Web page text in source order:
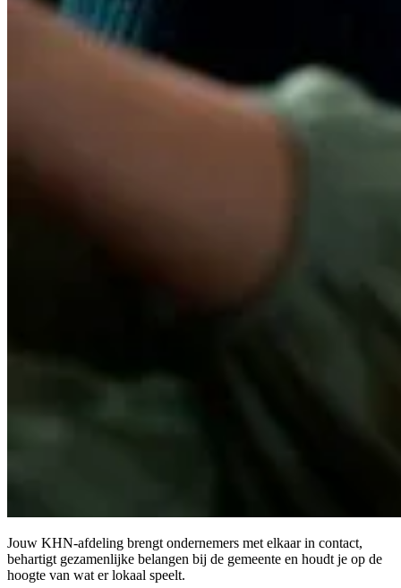
Jouw KHN-afdeling brengt ondernemers met elkaar in contact,
behartigt gezamenlijke belangen bij de gemeente en houdt je op de
hoogte van wat er lokaal speelt.